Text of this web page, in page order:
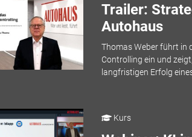
Trailer:
Autohaus
Thomas Weber führt in
Controlling ein und
langfristigen Erfolg
Kurs